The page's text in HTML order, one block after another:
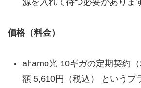
価格（料金）
ahamo光 10ギガの定期契約
額 5,610円（税込） というプ